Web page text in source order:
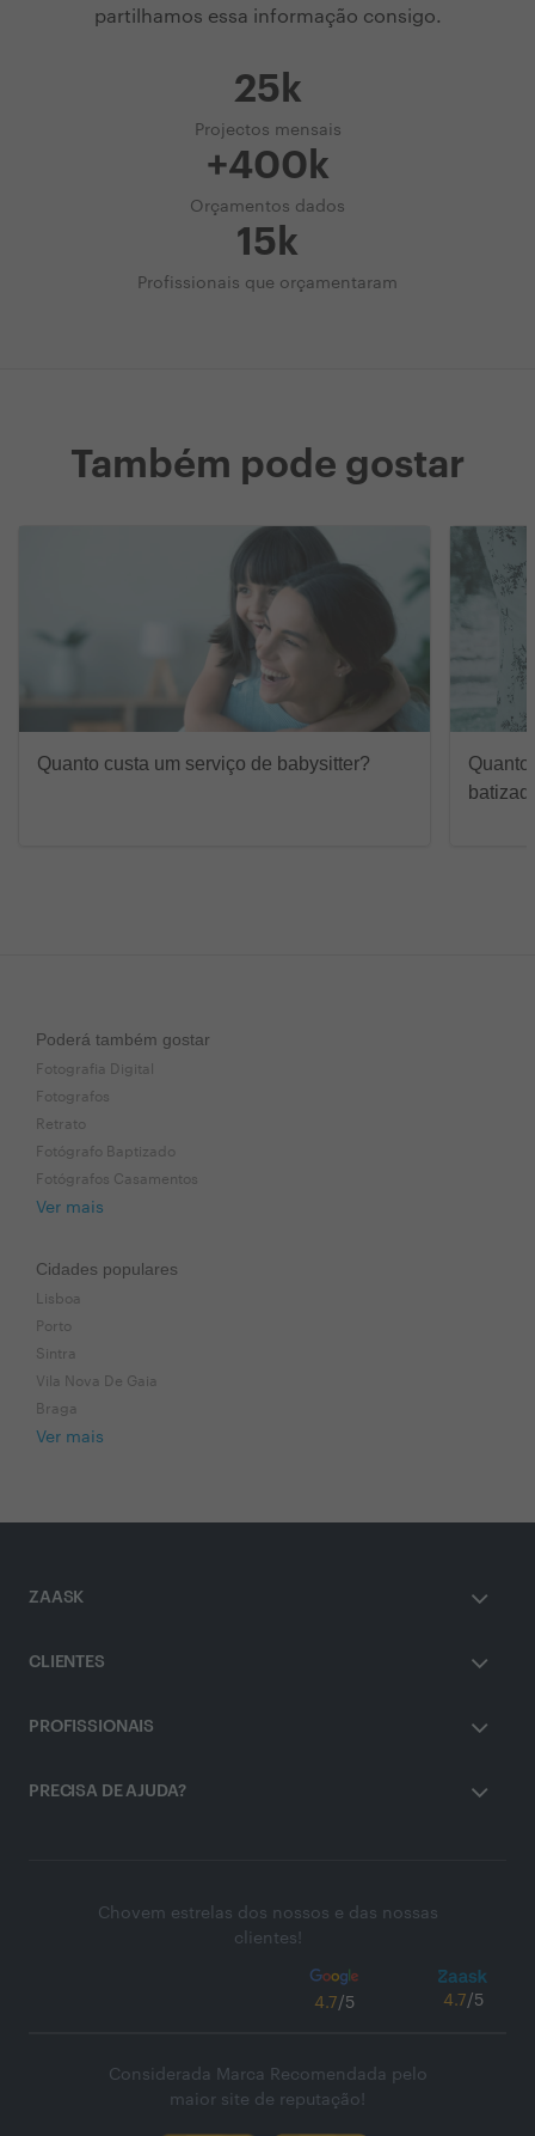
partilhamos essa informação consigo.
25k
Projectos mensais
+400k
Orçamentos dados
15k
Profissionais que orçamentaram
Também pode gostar
Quanto custa um serviço de babysitter?
Poderá também gostar
Fotografia Digital
Fotografos
Retrato
Fotógrafo Baptizado
Fotógrafos Casamentos
Ver mais
Cidades populares
Lisboa
Porto
Sintra
Vila Nova De Gaia
Braga
Ver mais
ZAASK
CLIENTES
PROFISSIONAIS
PRECISA DE AJUDA?
Chovem estrelas dos nossos e das nossas
clientes!
4.7/5 4.7/5
Considerada Marca Recomendada pelo
maior site de reputação!